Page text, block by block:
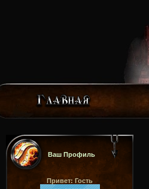
Ваш Профиль
Привет: Гость